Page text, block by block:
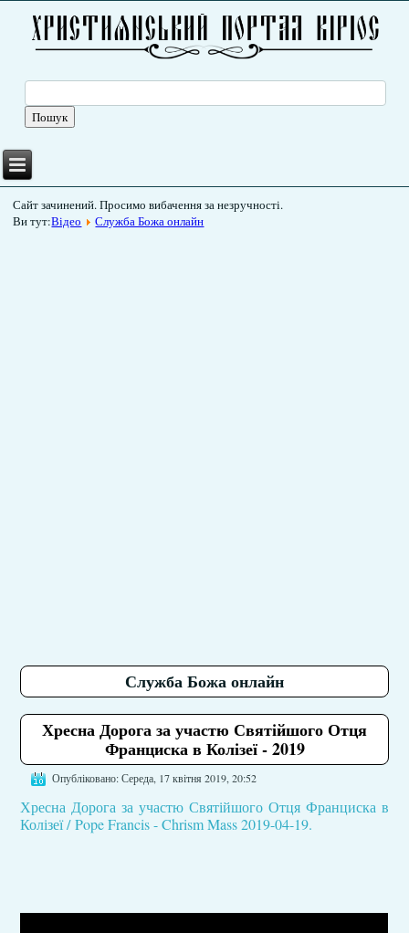
Сайт зачинений. Просимо вибачення за незручності.
Ви тут:Відео Служба Божа онлайн
Служба Божа онлайн
Хресна Дорога за участю Святійшого Отця
Франциска в Колізеї - 2019
Опубліковано: Середа, 17 квітня 2019, 20:52
Хресна Дорога за участю Святійшого Отця Франциска в
Колізеї / Pope Francis - Chrism Mass 2019-04-19.